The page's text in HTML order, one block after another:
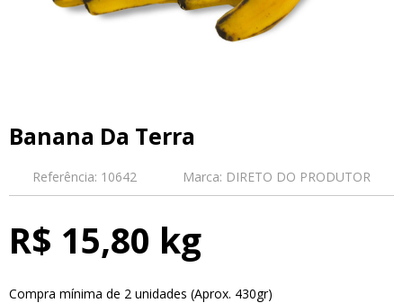
Banana Da Terra
Referência: 10642 Marca: DIRETO DO PRODUTOR
R$ 15,80 kg
Compra mínima de 2 unidades (Aprox. 430gr)